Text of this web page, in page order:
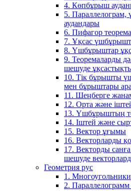
4. Көпбұрыш
5.
аудандары
6. Пифагор
7. Ұқсас
8. Үшбұрыштар
9. Теоремаларды
шешуде
10. Тік бұрышты
мен бұрыштары
11. Шеңберге
12. Орта және
13. Үшбұрыштың
14. Іштей және
15. Вектор ұғымы
16. Векторларды
17. Векторды
шешуде
Геометрия рус
1. Многоугольники
2.